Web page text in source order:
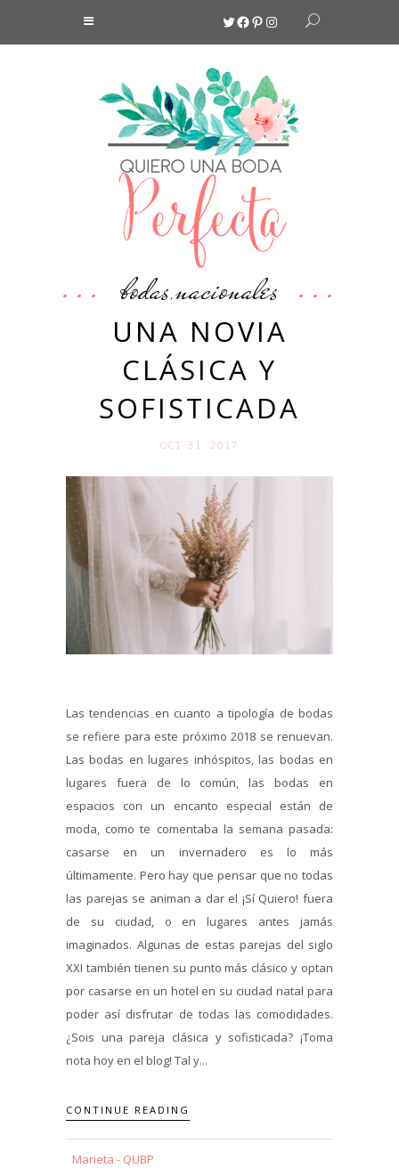
Twitter
Facebook
Pinterest
Instagram
bodas,nacionales
UNA NOVIA
CLÁSICA Y
SOFISTICADA
OCT 31. 2017
Las tendencias en cuanto a tipología de bodas
se refiere para este próximo 2018 se renuevan.
Las bodas en lugares inhóspitos, las bodas en
lugares fuera de lo común, las bodas en
espacios con un encanto especial están de
moda, como te comentaba la semana pasada:
casarse en un invernadero es lo más
últimamente. Pero hay que pensar que no todas
las parejas se animan a dar el ¡Sí Quiero! fuera
de su ciudad, o en lugares antes jamás
imaginados. Algunas de estas parejas del siglo
XXI también tienen su punto más clásico y optan
por casarse en un hotel en su ciudad natal para
poder así disfrutar de todas las comodidades.
¿Sois una pareja clásica y sofisticada? ¡Toma
nota hoy en el blog! Tal y...
CONTINUE READING
Marieta - QUBP